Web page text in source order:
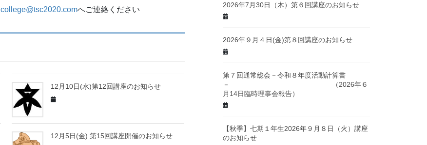
college@tsc2020.comへご連絡ください
12月10日(水)第12回講座のお知らせ
12月5日(金) 第15回講座開催のお知らせ
2026年7月30日（木）第６回講座のお知らせ
2026年９月４日(金)第８回講座のお知らせ
第７回通常総会－令和８年度活動計算書
－ （2026年６
月14日臨時理事会報告）
【秋季】七期１年生2026年９月８日（火）講座
のお知らせ